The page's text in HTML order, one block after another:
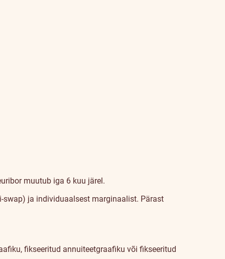
muutub iga 6 kuu järel.
swap) ja individuaalsest marginaalist. Pärast
fikseeritud annuiteetgraafiku või fikseeritud